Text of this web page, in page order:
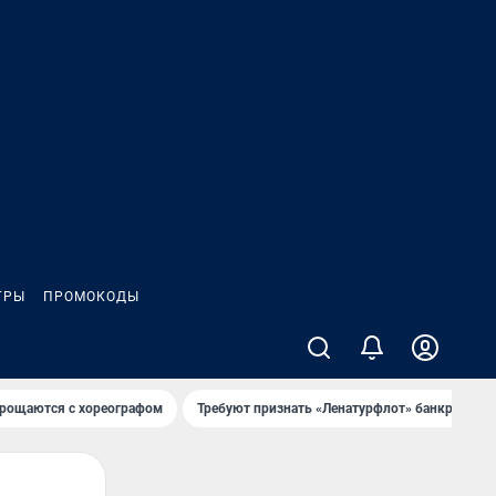
ПРОМОКОДЫ
с хореографом Требуют признать «Ленатурфлот» банкротом